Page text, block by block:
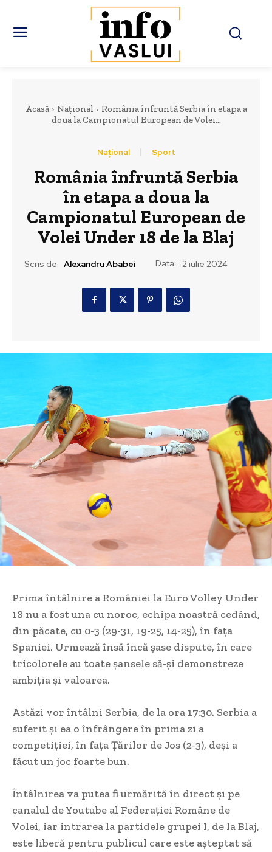
Acasă Național
România înfruntă Serbia în etapa a
doua la Campionatul European de Volei...
Național Sport
România înfruntă Serbia
în etapa a doua la
Campionatul European de
Volei Under 18 de la Blaj
Scris de: Alexandru Ababei Data: 2 iulie 2024
Prima întâlnire a României la Euro Volley Under
18 nu a fost una cu noroc, echipa noastră cedând,
din păcate, cu 0-3 (29-31, 19-25, 14-25), în fața
Spaniei. Urmează însă încă șase dispute, în care
tricolorele au toate șansele să-și demonstreze
ambiția și valoarea.
Astăzi vor întâlni Serbia, de la ora 17:30. Serbia a
suferit și ea o înfrângere în prima zi a
competiției, în fațaȚărilor de Jos (2-3), deși a
făcut un joc foarte bun.
Întâlnirea va putea fi urmărită în direct și pe
canalul de Youtube al Federației Române de
Volei, iar intrarea la partidele grupei I, de la Blaj,
este liberă pentru publicul care este așteptat să